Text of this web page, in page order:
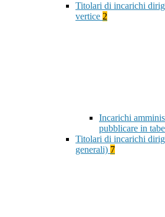
Titolari di incarichi
vertice 2
Incarichi
pubblicare in
Titolari di incarichi
generali) 7